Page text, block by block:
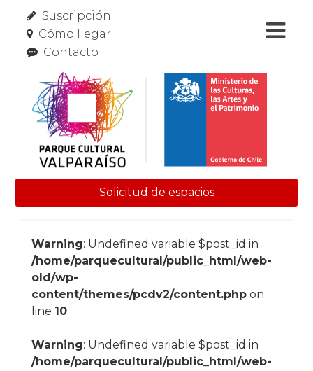
Suscripción
Cómo llegar
Contacto
Solicitud de espacios
Warning: Undefined variable $post_id in
/home/parquecultural/public_html/web-
old/wp-
content/themes/pcdv2/content.phpon
line 10
Warning: Undefined variable $post_id in
/home/parquecultural/public_html/web-